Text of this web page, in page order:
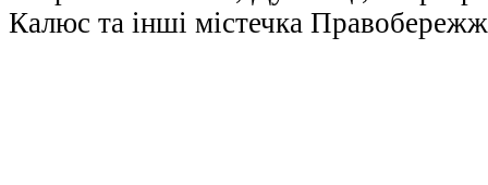
Калюс та інші містечка